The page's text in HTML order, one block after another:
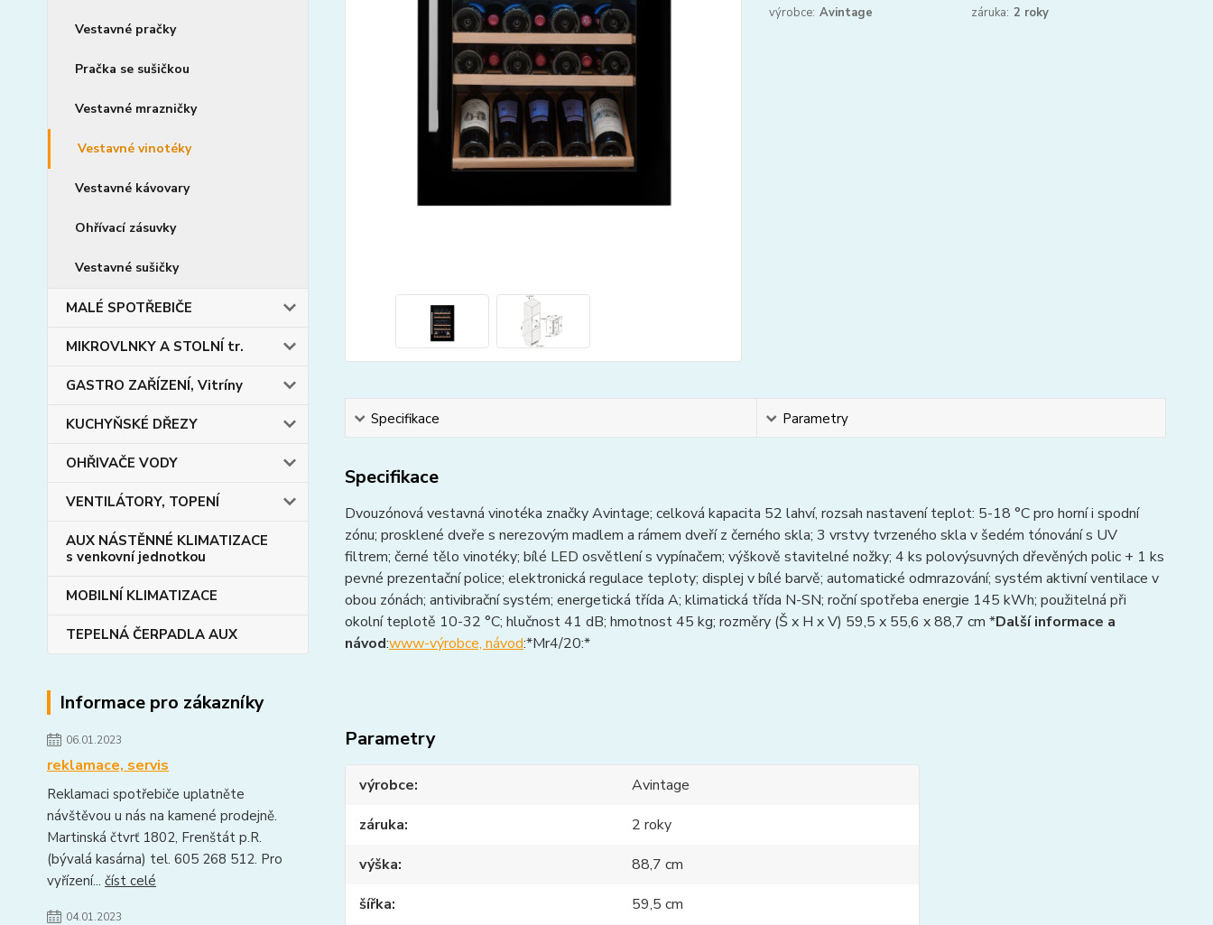
Vestavné pračky
Pračka se sušičkou
Vestavné mrazničky
Vestavné vinotéky
Vestavné kávovary
Ohřívací zásuvky
Vestavné sušičky
MALÉ SPOTŘEBIČE
MIKROVLNKY A STOLNÍ tr.
GASTRO ZAŘÍZENÍ, Vitríny
KUCHYŇSKÉ DŘEZY
OHŘIVAČE VODY
VENTILÁTORY, TOPENÍ
AUX NÁSTĚNNÉ KLIMATIZACE
s venkovní jednotkou
MOBILNÍ KLIMATIZACE
TEPELNÁ ČERPADLA AUX
Informace pro zákazníky
06.01.2023
reklamace, servis
Reklamaci spotřebiče uplatněte
návštěvou u nás na kamené prodejně.
Martinská čtvrť 1802, Frenštát p.R.
(bývalá kasárna) tel. 605 268 512. Pro
vyřízení... číst celé
04.01.2023
výrobce: Avintage záruka: 2 roky
Specifikace Parametry
Specifikace
Dvouzónová vestavná vinotéka značky Avintage; celková kapacita 52 lahví, rozsah nastavení teplot: 5-18 °C pro horní i spodní
zónu; prosklené dveře s nerezovým madlem a rámem dveří z černého skla; 3 vrstvy tvrzeného skla v šedém tónování s UV
filtrem; černé tělo vinotéky; bílé LED osvětlení s vypínačem; výškově stavitelné nožky; 4 ks polovýsuvných dřevěných polic + 1 ks
pevné prezentační police; elektronická regulace teploty; displej v bílé barvě; automatické odmrazování; systém aktivní ventilace v
obou zónách; antivibrační systém; energetická třída A; klimatická třída N-SN; roční spotřeba energie 145 kWh; použitelná při
okolní teplotě 10-32 °C; hlučnost 41 dB; hmotnost 45 kg; rozměry (Š x H x V) 59,5 x 55,6 x 88,7 cm *Další informace a
návod:www-výrobce, návod:*Mr4/20:*
Parametry
výrobce
Avintage
záruka
2 roky
výška
88,7 cm
šířka
59,5 cm